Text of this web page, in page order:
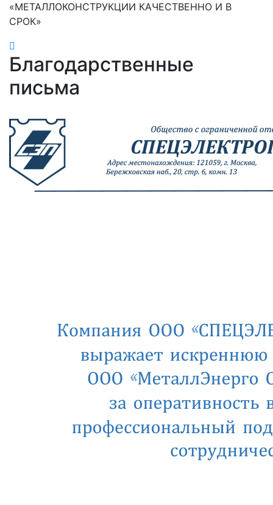
«МЕТАЛЛОКОНСТРУКЦИИ КАЧЕСТВЕННО И В
СРОК»
Благодарственные
письма